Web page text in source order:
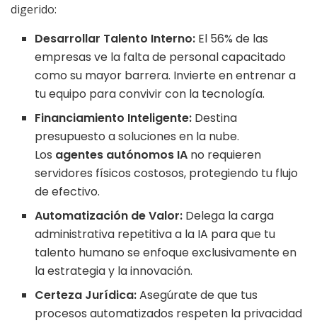
digerido:
Desarrollar Talento Interno: El 56% de las
empresas ve la falta de personal capacitado
como su mayor barrera. Invierte en entrenar a
tu equipo para convivir con la tecnología.
Financiamiento Inteligente: Destina
presupuesto a soluciones en la nube.
Los agentes autónomos IA no requieren
servidores físicos costosos, protegiendo tu flujo
de efectivo.
Automatización de Valor: Delega la carga
administrativa repetitiva a la IA para que tu
talento humano se enfoque exclusivamente en
la estrategia y la innovación.
Certeza Jurídica:Asegúrate de que tus
procesos automatizados respeten la privacidad